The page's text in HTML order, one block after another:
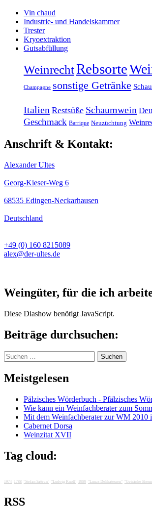
Vin chaud
Industrie- und Handelskammer
Trester
Kryoextraktion
Gutsabfüllung
WeinrechtRebsorte
Champagne sonstige Getränke
Italien Restsüße Schaumwein
Geschmack Barrique Neuzüchtung
Anschrift & Kontakt:
Alexander Ultes
Georg-Kieser-Weg 6
68535 Edingen-Neckarhausen
Deutschland
+49 (0) 160 8215089
alex@der-ultes.de
Weingüter, für die ich
Diese Diashow benötigt JavaScript.
Beiträge durchsuchen:
Suchen
nach:
Meistgelesen
Pälzisches Wörderbuch - Pfälzisches
Wie kann ein Weinfachberater zum
Mit dem Weinfachberater zur WM 2010
Cabernet Dorsa
Weinzitat XVII
Tag cloud:
1974 1788 "Stefan Sattran" "Ludwig Knoll" 1989 "Lunas Delikatessen" "Getränke
RSS